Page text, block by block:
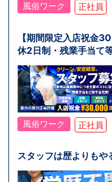
風俗ワーク 正社員
【期間限定入店祝金
休2日制・残業手当て
風俗ワーク 正社員
スタッフは歴よりもや